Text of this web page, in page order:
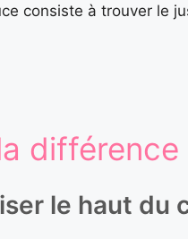
consiste à trouver le
différence
le haut du